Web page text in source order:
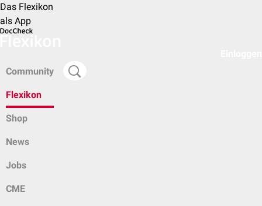
Das Flexikon
als App
Community
Flexikon
Shop
News
Jobs
CME